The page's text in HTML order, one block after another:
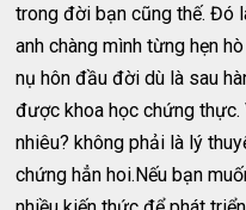
trong đời bạn cũng thế. Đó
anh chàng mình từng hẹn
nụ hôn đầu đời dù là sau
được khoa học chứng
nhiêu? không phải là lý
chứng hẳn hoi.Nếu bạn